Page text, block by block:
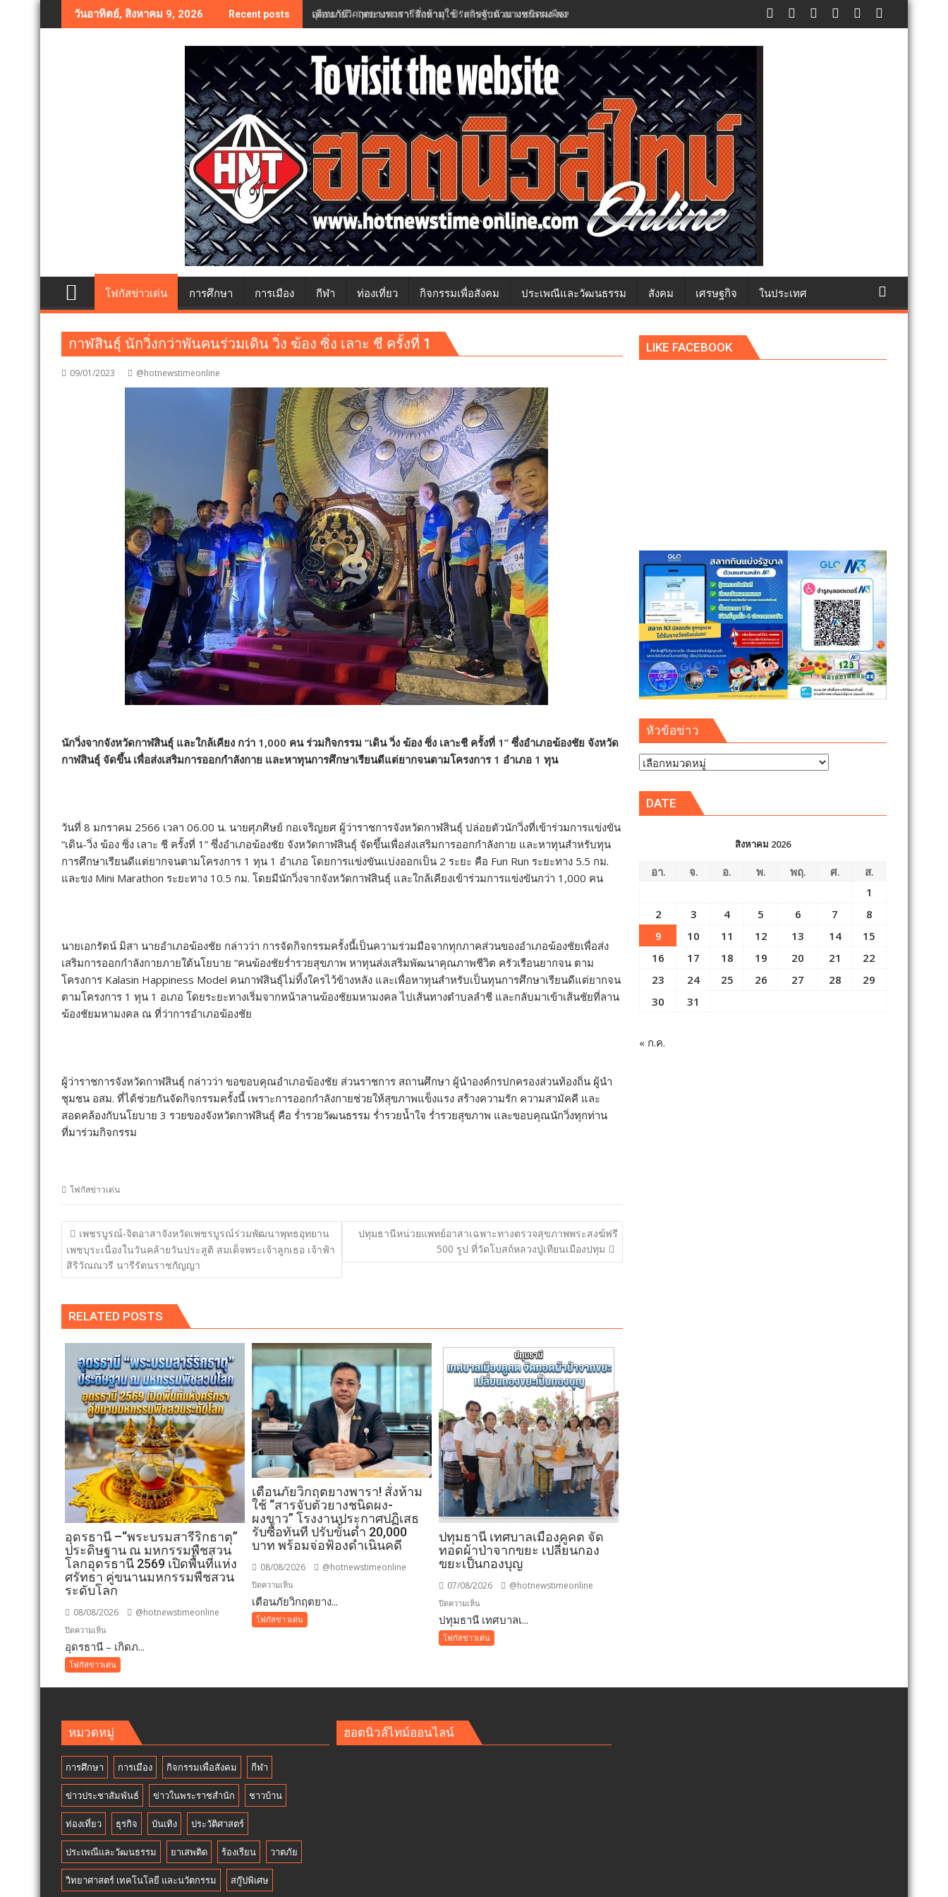
to
วันอาทิตย์, สิงหาคม 9, 2026 Recent posts เตือนภัยวิกฤตยางพารา! สั่งห้ามใช้ "สารจับตัวยางชนิดผง-ผงขาว" โรงงานประกาศปฏิเสธรับซื้อทันที ปรับขั้นต่ำ 20,000 บาท พร้อมจ่อฟ้องดำเนินคดี
โฟกัสข่าวเด่น การศึกษา การเมือง กีฬา ท่องเที่ยว กิจกรรมเพื่อสังคม ประเพณีและวัฒนธรรม สังคม เศรษฐกิจ ในประเทศ
กาฬสินธุ์ นักวิ่งกว่าพันคนร่วมเดิน วิ่ง ฆ้อง ซิ่ง เลาะ ชี ครั้งที่ 1
09/01/2023 @hotnewstimeonline
นักวิ่งจากจังหวัดกาฬสินธุ์ และใกล้เคียง กว่า 1,000 คน ร่วมกิจกรรม “เดิน วิ่ง ฆ้อง ซิ่ง เลาะชี ครั้งที่ 1” ซึ่งอำเภอฆ้องชัย จังหวัด
กาฬสินธุ์ จัดขึ้น เพื่อส่งเสริมการออกกำลังกาย และหาทุนการศึกษาเรียนดีแต่ยากจนตามโครงการ 1 อำเภอ 1 ทุน
วันที่ 8 มกราคม 2566 เวลา 06.00 น. นายศุภศิษย์ กอเจริญยศ ผู้ว่าราชการจังหวัดกาฬสินธุ์ ปล่อยตัวนักวิ่งที่เข้าร่วมการแข่งขัน
“เดิน-วิ่ง ฆ้อง ซิ่ง เลาะ ชี ครั้งที่ 1” ซึ่งอำเภอฆ้องชัย จังหวัดกาฬสินธุ์ จัดขึ้นเพื่อส่งเสริมการออกกำลังกาย และหาทุนสำหรับทุน
การศึกษาเรียนดีแต่ยากจนตามโครงการ 1 ทุน 1 อำเภอ โดยการแข่งขันแบ่งออกเป็น 2 ระยะ คือ Fun Run ระยะทาง 5.5 กม.
และขง Mini Marathon ระยะทาง 10.5 กม. โดยมีนักวิ่งจากจังหวัดกาฬสินธุ์ และใกล้เคียงเข้าร่วมการแข่งขันกว่า 1,000 คน
นายเอกรัตน์ มิสา นายอำเภอฆ้องชัย กล่าวว่า การจัดกิจกรรมครั้งนี้เป็นความร่วมมือจากทุกภาคส่วนของอำเภอฆ้องชัยเพื่อส่ง
เสริมการออกกำลังกายภายใต้นโยบาย “คนฆ้องชัยร่ำรวยสุขภาพ หาทุนส่งเสริมพัฒนาคุณภาพชีวิต ครัวเรือนยากจน ตาม
โครงการ Kalasin Happiness Model คนกาฬสินธุ์ไม่ทิ้งใครไว้ข้างหลัง และเพื่อหาทุนสำหรับเป็นทุนการศึกษาเรียนดีแต่ยากจน
ตามโครงการ 1 ทุน 1 อเภอ โดยระยะทางเริ่มจากหน้าลานฆ้องชัยมหามงคล ไปเส้นทางตำบลลำชี และกลับมาเข้าเส้นชัยที่ลาน
ฆ้องชัยมหามงคล ณ ที่ว่าการอำเภอฆ้องชัย
ผู้ว่าราชการจังหวัดกาฬสินธุ์ กล่าวว่า ขอขอบคุณอำเภอฆ้องชัย ส่วนราชการ สถานศึกษา ผู้นำองค์กรปกครองส่วนท้องถิ่น ผู้นำ
ชุมชน อสม. ที่ได้ช่วยกันจัดกิจกรรมครั้งนี้ เพราะการออกกำลังกายช่วยให้สุขภาพแข็งแรง สร้างความรัก ความสามัคคี และ
สอดคล้องกับนโยบาย 3 รวยของจังหวัดกาฬสินธุ์ คือ ร่ำรวยวัฒนธรรม ร่ำรวยน้ำใจ ร่ำรวยสุขภาพ และขอบคุณนักวิ่งทุกท่าน
ที่มาร่วมกิจกรรม
โฟกัสข่าวเด่น
แนะแนว
เรื่อง
เพชรบูรณ์-จิตอาสาจังหวัดเพชรบูรณ์ร่วมพัฒนาพุทธอุทยาน
เพชบุระเนื่องในวันคล้ายวันประสูติ สมเด็จพระเจ้าลูกเธอ เจ้าฟ้า
สิริวัณณวรี นารีรัตนราชกัญญา
ปทุมธานีหน่วยแพทย์อาสาเฉพาะทางตรวจสุขภาพพระสงฆ์ฟรี
500 รูป ที่วัดโบสถ์หลวงปู่เทียนเมืองปทุม
RELATED POSTS
อุดรธานี –“พระบรมสารีริกธาตุ”
ประดิษฐาน ณ มหกรรมพืชสวน
โลกอุดรธานี 2569 เปิดพื้นที่แห่ง
ศรัทธา คู่ขนานมหกรรมพืชสวน
ระดับโลก
08/08/2026 @hotnewstimeonline
ปิดความเห็น
อุดรธานี
–“พระบรม
สารีริกธาตุ”
มหกรรม
พืช
สวน
โลก
อุดรธานี
2569
เปิด
พื้นที่
แห่ง
ศรัทธา
คู่
ขนาน
อุดรธานี – เกิดภ...
โฟกัสข่าวเด่น
เตือนภัยวิกฤตยางพารา! สั่งห้าม
ใช้ “สารจับตัวยางชนิดผง-
ผงขาว” โรงงานประกาศปฏิเสธ
รับซื้อทันที ปรับขั้นต่ำ 20,000
บาท พร้อมจ่อฟ้องดำเนินคดี
08/08/2026 @hotnewstimeonline
ปิดความเห็น
เตือน
ภัย
วิกฤต
ปฏิเสธ
รับ
เตือนภัยวิกฤตยาง...
โฟกัสข่าวเด่น
ปทุมธานี เทศบาลเมืองคูคต จัด
ทอดผ้าป่าจากขยะ เปลี่ยนกอง
ขยะเป็นกองบุญ
07/08/2026 @hotnewstimeonline
ปิดความเห็น
ปทุมธานี
เทศบาล
เมือง
ขยะ
ปทุมธานี เทศบาลเ...
โฟกัสข่าวเด่น
LIKE FACEBOOK
หัวข้อข่าว
หัวข้อ
DATE
สิงหาคม 2026
อา. จ. อ. พ. พฤ. ศ.
ส.
1
2
3 4 5 6 7
8
9
10 11 12 13 14
15
16
17 18 19 20 21
22
23
24 25 26 27 28
29
30
31
« ก.ค.
หมวดหมู่
การศึกษา การเมือง กิจกรรมเพื่อสังคม กีฬา
ข่าวประชาสัมพันธ์ ข่าวในพระราชสำนัก ชาวบ้าน
ท่องเที่ยว ธุรกิจ บันเทิง ประวัติศาสตร์
ประเพณีและวัฒนธรรม ยาเสพติด ร้องเรียน วาตภัย
วิทยาศาสตร์ เทคโนโลยี และนวัตกรรม สกู๊ปพิเศษ
ฮอตนิวส์ไทม์ออนไลน์